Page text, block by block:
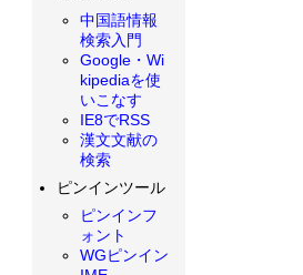
中国語情報
検索入門
Google・Wi
kipediaを使
いこなす
IE8でRSS
漢文文献の
検索
ピンインツール
ピンインフ
ォント
WGピンイン